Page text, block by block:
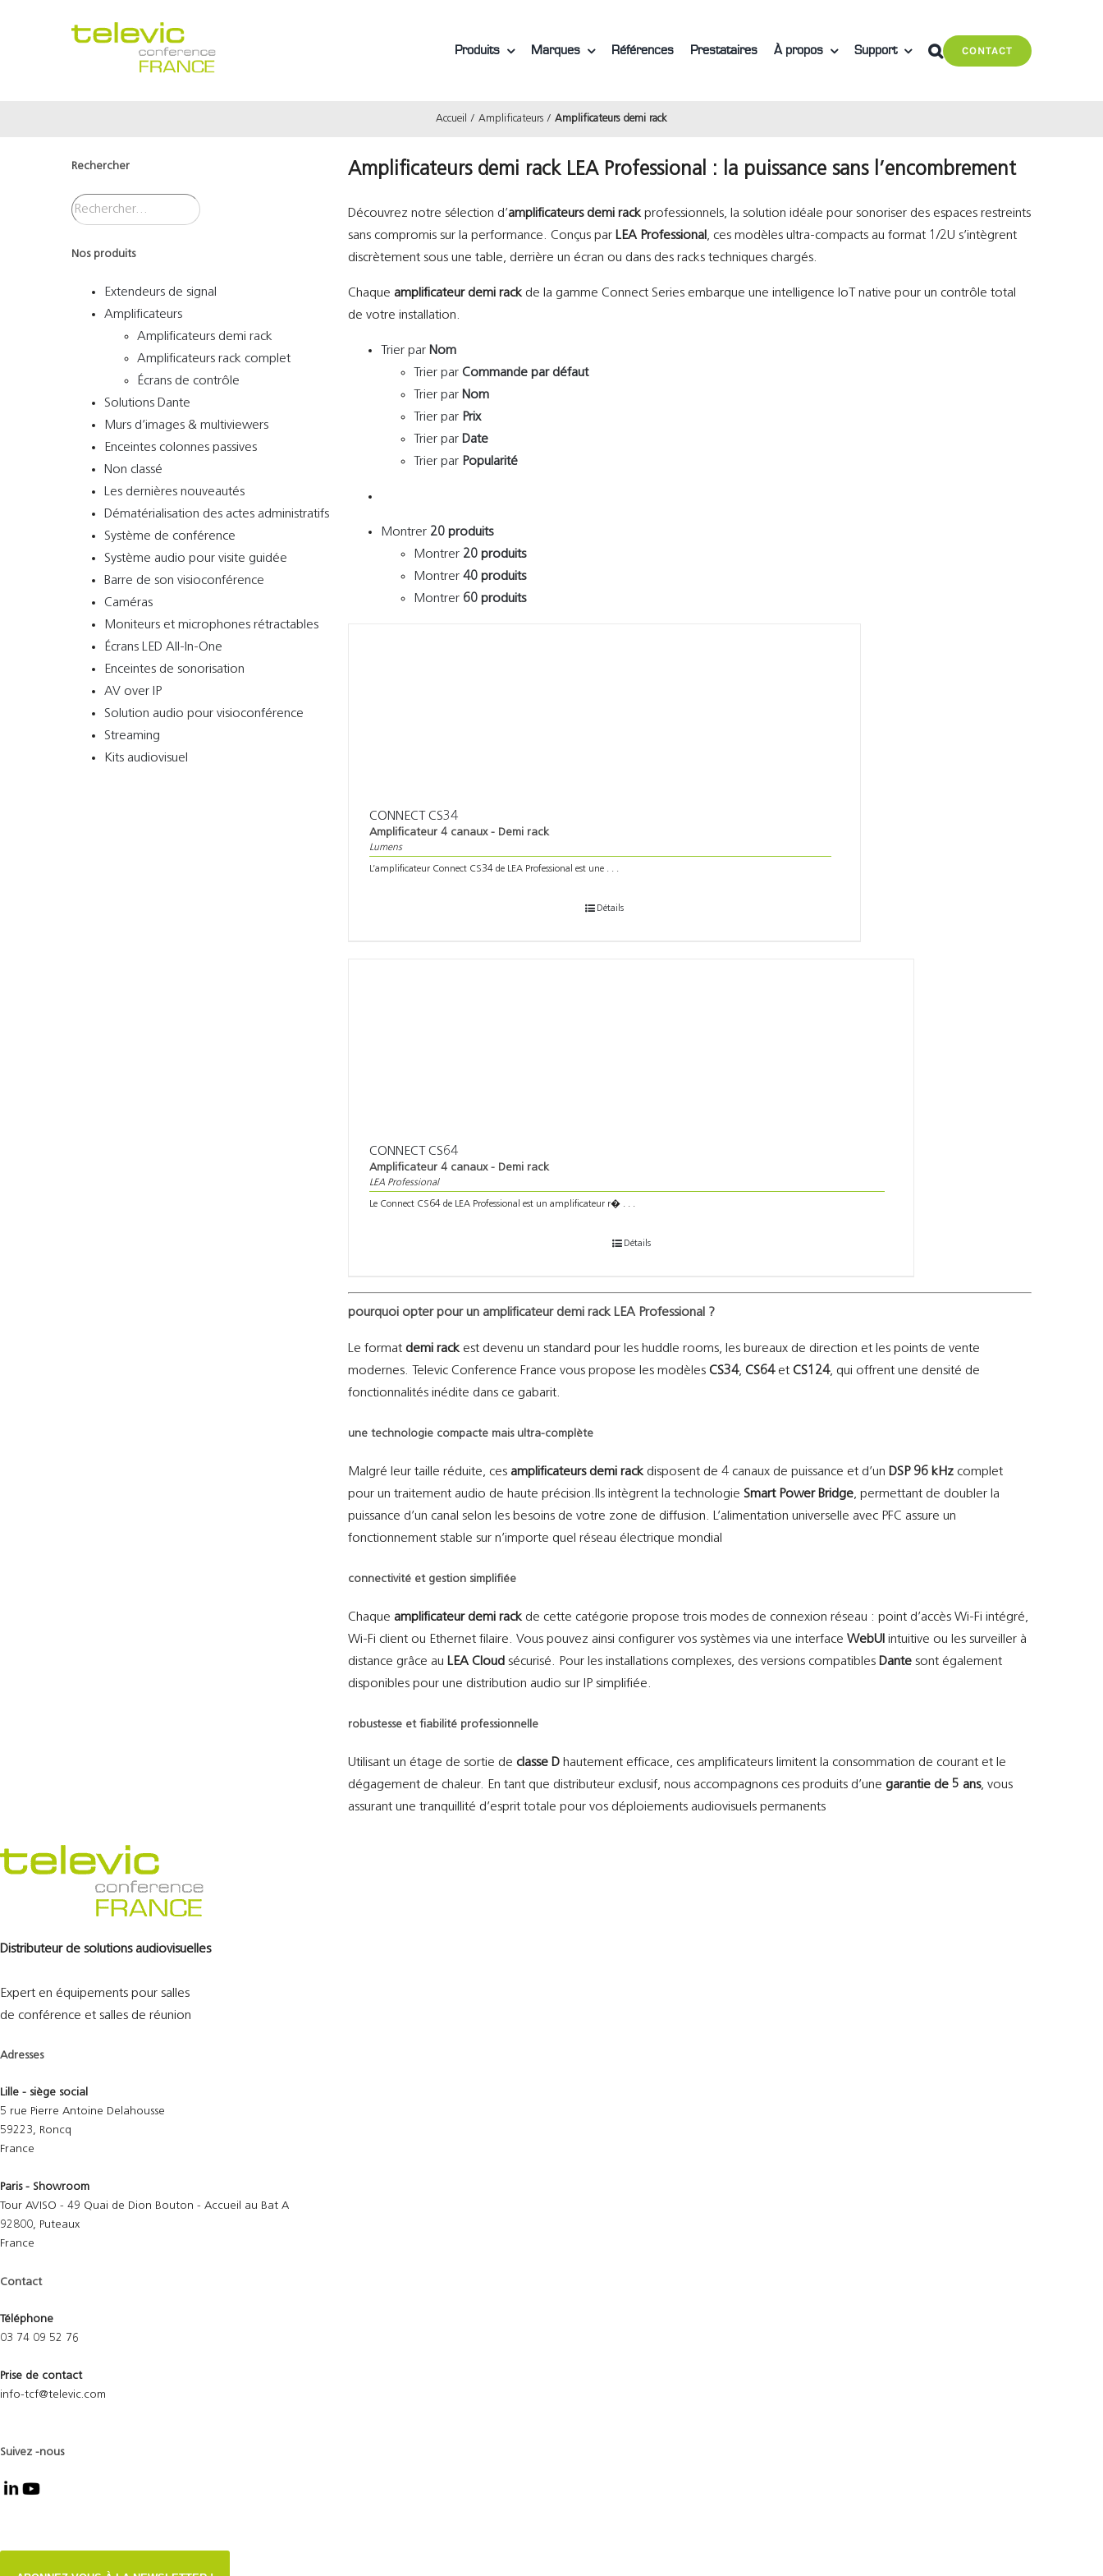
Produits Marques Références Prestataires À propos Support CONTACT
Accueil Amplificateurs Amplificateurs demi rack
Amplificateurs demi rack LEA Professional : la puissance sans l’encombrement
Découvrez notre sélection d’amplificateurs demi rackprofessionnels, la solution idéale pour sonoriser des espaces restreints
sans compromis sur la performance. Conçus parLEA Professional, ces modèles ultra-compacts au format 1/2U s’intègrent
discrètement sous une table, derrière un écran ou dans des racks techniques chargés.
Chaque amplificateur demi rackde la gamme Connect Series embarque une intelligence IoT native pour un contrôle total
de votre installation.
Trier parNom
Trier parCommande par défaut
Trier parNom
Trier par Prix
Trier parDate
Trier par Popularité
Montrer 20 produits
Montrer 20 produits
Montrer40 produits
Montrer 60 produits
CONNECT CS34
Amplificateur 4 canaux - Demi rack
Lumens
L’amplificateur Connect CS34 de LEA Professional est une . . .
Détails
CONNECT CS64
Amplificateur 4 canaux - Demi rack
LEA Professional
Le Connect CS64 de LEA Professional est un amplificateur r� . . .
Détails
pourquoi opter pour un amplificateur demi rack LEA Professional ?
Le format demi rackest devenu un standard pour les huddle rooms, les bureaux de direction et les points de vente
modernes. Televic Conference France vous propose les modèlesCS34,CS64etCS124, qui offrent une densité de
fonctionnalités inédite dans ce gabarit.
une technologie compacte mais ultra-complète
Malgré leur taille réduite, ces amplificateurs demi rackdisposent de 4 canaux de puissance et d’un DSP 96 kHz complet
pour un traitement audio de haute précision.Ils intègrent la technologieSmart Power Bridge, permettant de doubler la
puissance d’un canal selon les besoins de votre zone de diffusion. L’alimentation universelle avec PFC assure un
fonctionnement stable sur n’importe quel réseau électrique mondial
connectivité et gestion simplifiée
Chaque amplificateur demi rackde cette catégorie propose trois modes de connexion réseau : point d’accès Wi-Fi intégré,
Wi-Fi client ou Ethernet filaire. Vous pouvez ainsi configurer vos systèmes via une interfaceWebUI intuitive ou les surveiller à
distance grâce au LEA Cloud sécurisé. Pour les installations complexes, des versions compatibles Dante sont également
disponibles pour une distribution audio sur IP simplifiée.
robustesse et fiabilité professionnelle
Utilisant un étage de sortie declasse D hautement efficace, ces amplificateurs limitent la consommation de courant et le
dégagement de chaleur. En tant que distributeur exclusif, nous accompagnons ces produits d’une garantie de 5 ans, vous
assurant une tranquillité d’esprit totale pour vos déploiements audiovisuels permanents
Rechercher
Nos produits
Extendeurs de signal
Amplificateurs
Amplificateurs demi rack
Amplificateurs rack complet
Écrans de contrôle
Solutions Dante
Murs d’images & multiviewers
Enceintes colonnes passives
Non classé
Les dernières nouveautés
Dématérialisation des actes administratifs
Système de conférence
Système audio pour visite guidée
Barre de son visioconférence
Caméras
Moniteurs et microphones rétractables
Écrans LED All-In-One
Enceintes de sonorisation
AV over IP
Solution audio pour visioconférence
Streaming
Kits audiovisuel
Distributeur de solutions audiovisuelles
Expert en équipements pour salles
de conférence et salles de réunion
Adresses
Lille - siège social
5 rue Pierre Antoine Delahousse
59223, Roncq
France
Paris - Showroom
Tour AVISO - 49 Quai de Dion Bouton - Accueil au Bat A
92800, Puteaux
France
Contact
Téléphone
03 74 09 52 76
Prise de contact
info-tcf@televic.com
Suivez -nous